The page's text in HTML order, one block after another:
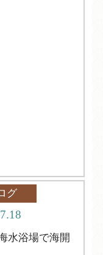
グ
水浴場で海開